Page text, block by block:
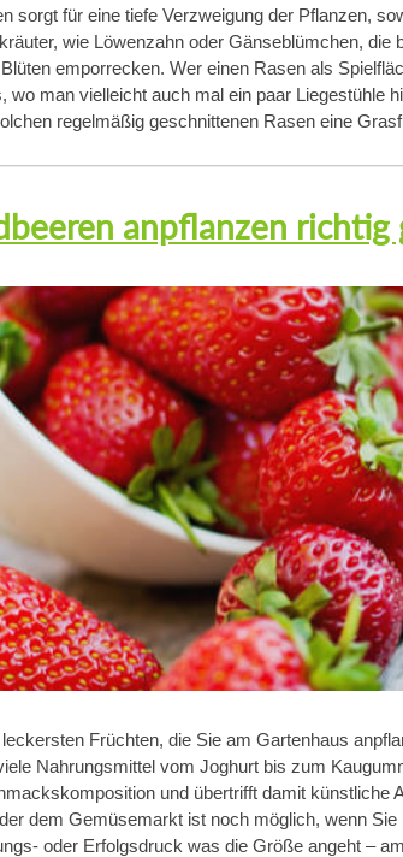
sorgt für eine tiefe Verzweigung der Pflanzen,
wie Löwenzahn oder Gänseblümchen, die
emporrecken. Wer einen Rasen als
wo man vielleicht auch mal ein paar Liegestühle
regelmäßig geschnittenen Rasen eine
anpflanzen richtig
Früchten, die Sie am Gartenhaus
Nahrungsmittel vom Joghurt bis zum
und übertrifft damit künstliche
dem Gemüsemarkt ist noch möglich, wenn
oder Erfolgsdruck was die Größe angeht –